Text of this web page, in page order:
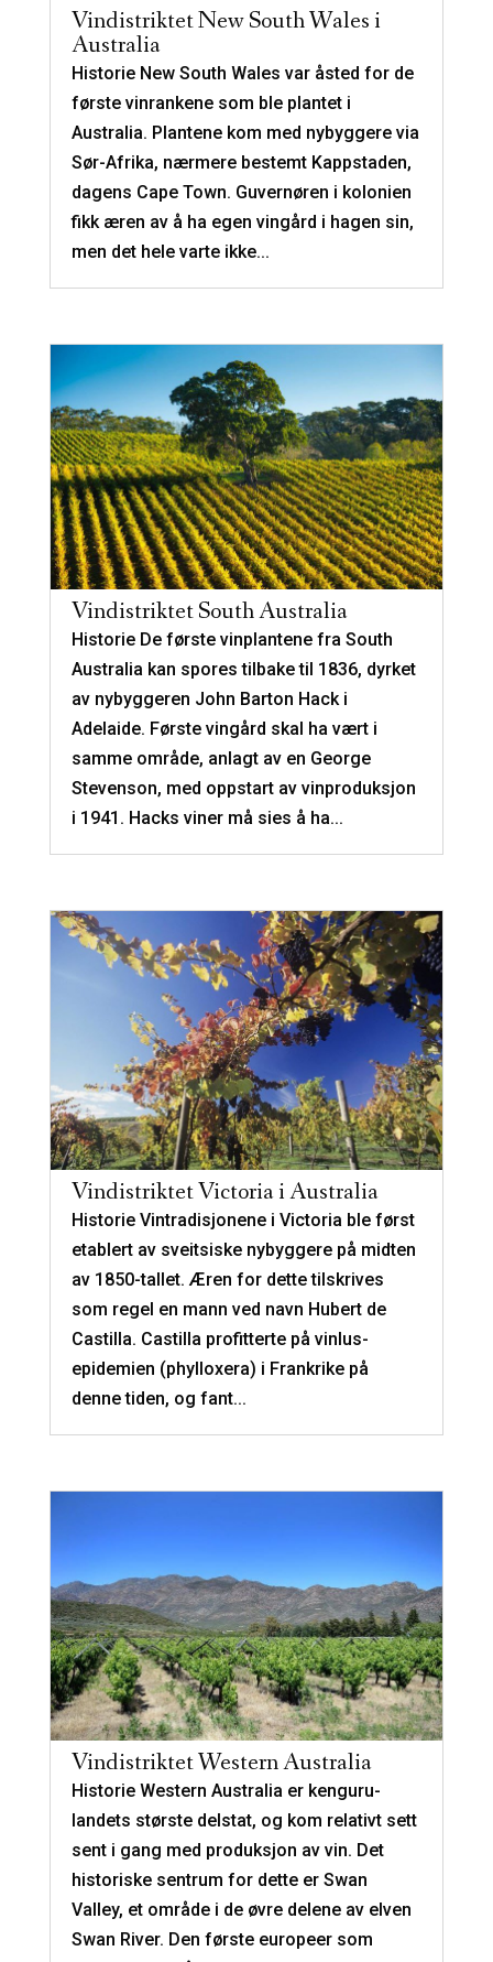
Vindistriktet New South Wales i
Australia
Historie New South Wales var åsted for de
første vinrankene som ble plantet i
Australia. Plantene kom med nybyggere via
Sør-Afrika, nærmere bestemt Kappstaden,
dagens Cape Town. Guvernøren i kolonien
fikk æren av å ha egen vingård i hagen sin,
men det hele varte ikke...
Vindistriktet South Australia
Historie De første vinplantene fra South
Australia kan spores tilbake til 1836, dyrket
av nybyggeren John Barton Hack i
Adelaide. Første vingård skal ha vært i
samme område, anlagt av en George
Stevenson, med oppstart av vinproduksjon
i 1941. Hacks viner må sies å ha...
Vindistriktet Victoria i Australia
Historie Vintradisjonene i Victoria ble først
etablert av sveitsiske nybyggere på midten
av 1850-tallet. Æren for dette tilskrives
som regel en mann ved navn Hubert de
Castilla. Castilla profitterte på vinlus-
epidemien (phylloxera) i Frankrike på
denne tiden, og fant...
Vindistriktet Western Australia
Historie Western Australia er kenguru-
landets største delstat, og kom relativt sett
sent i gang med produksjon av vin. Det
historiske sentrum for dette er Swan
Valley, et område i de øvre delene av elven
Swan River. Den første europeer som